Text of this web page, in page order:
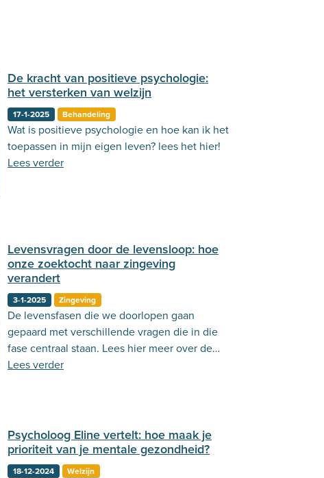
De kracht van positieve psychologie:
het versterken van welzijn
17-1-2025 Behandeling
Wat is positieve psychologie en hoe kan ik het
toepassen in mijn eigen leven? lees het hier!
Lees verder
Levensvragen door de levensloop: hoe
onze zoektocht naar zingeving
verandert
3-1-2025 Zingeving
De levensfasen die we doorlopen gaan
gepaard met verschillende vragen die in die
fase centraal staan. Lees hier meer over de
zoektocht naar zingeving!
Lees verder
Psycholoog Eline vertelt: hoe maak je
prioriteit van je mentale gezondheid?
18-12-2024 Welzijn